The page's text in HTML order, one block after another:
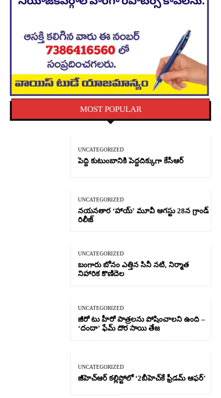
MOST POPULAR
UNCATEGORIZED
పెద్ది కుటుంబానికి పెద్దదిక్కుగా కేసీఆర్
UNCATEGORIZED
నయనతార ‘హాయ్’ మూవీ ఆగస్టు 28న గ్రాండ్
రిలీజ్
UNCATEGORIZED
బంగారు బోనం ఎత్తిన సినీ నటి, నిర్మాత
నిహారిక కొణిదెల
UNCATEGORIZED
జీరో టు హీరో పాత్రలను పోషించాలని ఉంది –
‘దందా’ ఫేమ్ దొర సాయి తేజ
UNCATEGORIZED
జీహెచ్ఆర్‌ కల్లిస్టోలో ‘2బీహెచ్‌కే ఫ్రీడమ్ ఆఫర్’